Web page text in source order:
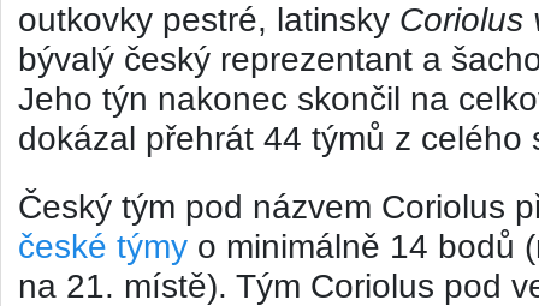
outkovky pestré, latinsky Coriolus
bývalý český reprezentant a
Jeho týn nakonec skončil na
dokázal přehrát 44 týmů z celého
Český tým pod názvem Coriolus
české týmy o minimálně 14 bodů
na 21. místě). Tým Coriolus pod